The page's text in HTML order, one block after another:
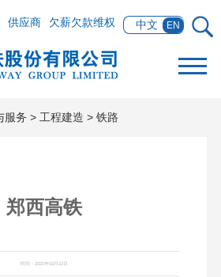
中文 EN
欠薪欠款维权
供应商
服务 > 工程建造 > 铁路
郑西高铁
时间：2021年03月22日